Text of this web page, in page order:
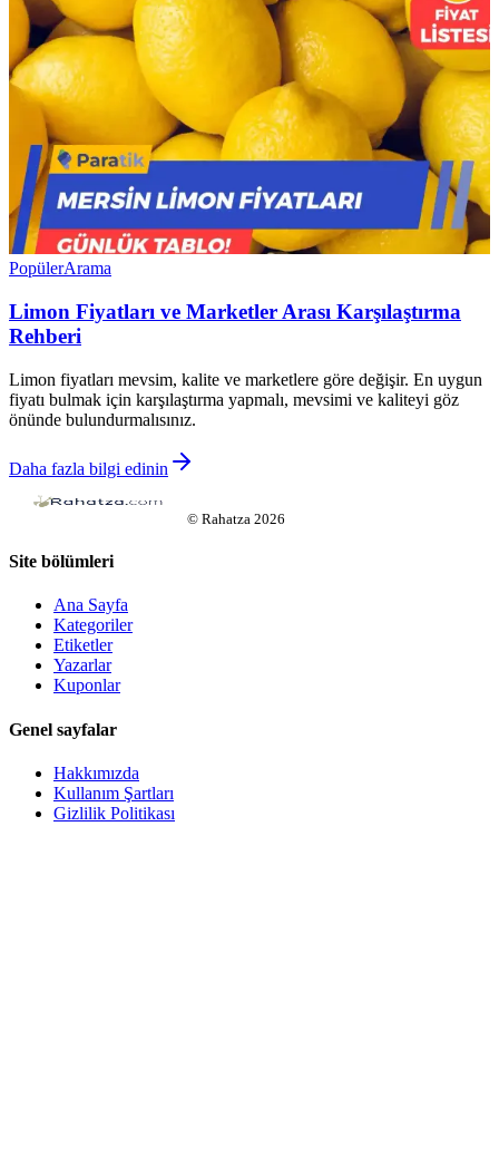
PopülerArama
Limon Fiyatları ve Marketler Arası Karşılaştırma
Rehberi
Limon fiyatları mevsim, kalite ve marketlere göre değişir. En uygun
fiyatı bulmak için karşılaştırma yapmalı, mevsimi ve kaliteyi göz
önünde bulundurmalısınız.
Daha fazla bilgi edinin
© Rahatza 2026
Site bölümleri
Ana Sayfa
Kategoriler
Etiketler
Yazarlar
Kuponlar
Genel sayfalar
Hakkımızda
Kullanım Şartları
Gizlilik Politikası